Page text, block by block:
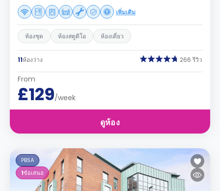
เพิ่มเติม
ห้องชุด ห้องสตูดิโอ ห้องเดี่ยว
11ห้องว่าง 266 รีวิว
From
£129/week
ดูห้อง
PBSA
1ข้อเสนอ